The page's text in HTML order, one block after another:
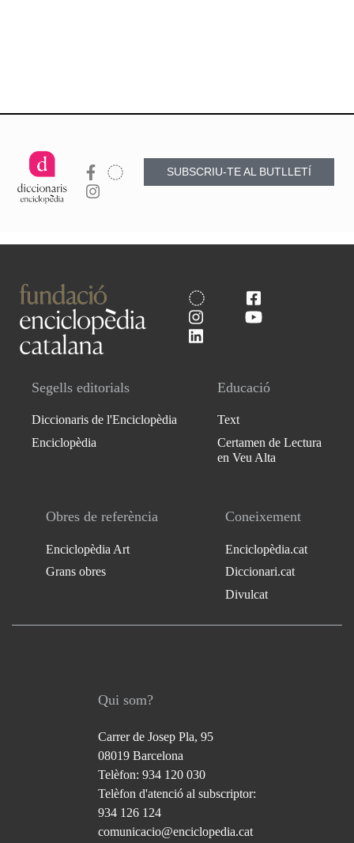
SUBSCRIU-TE AL BUTLLETÍ
Segells editorials
Diccionaris de l'Enciclopèdia
Enciclopèdia
Educació
Text
Certamen de Lectura
en Veu Alta
Obres de referència
Enciclopèdia Art
Grans obres
Coneixement
Enciclopèdia.cat
Diccionari.cat
Divulcat
Qui som?
Carrer de Josep Pla, 95
08019 Barcelona
Telèfon: 934 120 030
Telèfon d'atenció al subscriptor:
934 126 124
comunicacio@enciclopedia.cat